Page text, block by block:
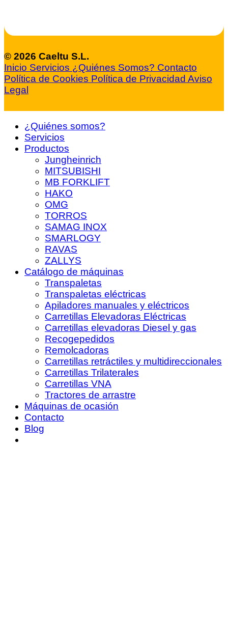
© 2026 Caeltu S.L.
Inicio Servicios ¿Quiénes Somos? Contacto
Política de Cookies Política de Privacidad Aviso
Legal
¿Quiénes somos?
Servicios
Productos
Jungheinrich
MITSUBISHI
MB FORKLIFT
HAKO
OMG
TORROS
SAMAG INOX
SMARLOGY
RAVAS
ZALLYS
Catálogo de máquinas
Transpaletas
Transpaletas eléctricas
Apiladores manuales y eléctricos
Carretillas Elevadoras Eléctricas
Carretillas elevadoras Diesel y gas
Recogepedidos
Remolcadoras
Carretillas retráctiles y multidireccionales
Carretillas Trilaterales
Carretillas VNA
Tractores de arrastre
Máquinas de ocasión
Contacto
Blog